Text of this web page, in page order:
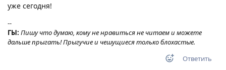
уже сегодня!
--
ГЫ: Пишу что думаю, кому не нравиться не читаем и можете
дальше прыгать! Прыгучие и чешущиеся только блохастые.
Ответить